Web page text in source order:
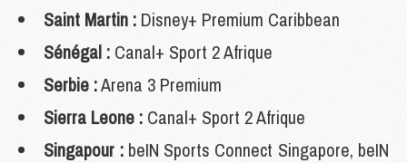
Saint Martin : Disney+ Premium Caribbean
Sénégal : Canal+ Sport 2 Afrique
Serbie :Arena 3 Premium
Sierra Leone : Canal+ Sport 2 Afrique
Singapour : beIN Sports Connect Singapore, beIN